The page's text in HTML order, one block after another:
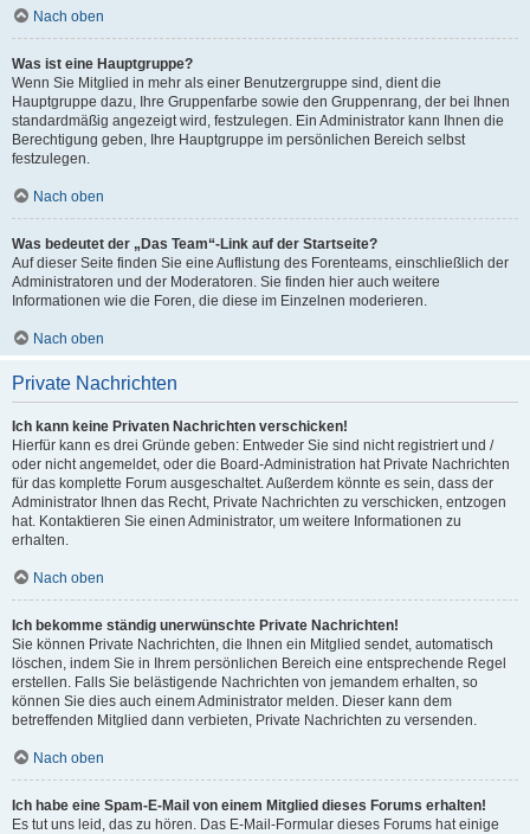
Nach oben
Was ist eine Hauptgruppe?
Wenn Sie Mitglied in mehr als einer Benutzergruppe sind, dient die
Hauptgruppe dazu, Ihre Gruppenfarbe sowie den Gruppenrang, der bei Ihnen
standardmäßig angezeigt wird, festzulegen. Ein Administrator kann Ihnen die
Berechtigung geben, Ihre Hauptgruppe im persönlichen Bereich selbst
festzulegen.
Nach oben
Was bedeutet der „Das Team“-Link auf der Startseite?
Auf dieser Seite finden Sie eine Auflistung des Forenteams, einschließlich der
Administratoren und der Moderatoren. Sie finden hier auch weitere
Informationen wie die Foren, die diese im Einzelnen moderieren.
Nach oben
Private Nachrichten
Ich kann keine Privaten Nachrichten verschicken!
Hierfür kann es drei Gründe geben: Entweder Sie sind nicht registriert und /
oder nicht angemeldet, oder die Board-Administration hat Private Nachrichten
für das komplette Forum ausgeschaltet. Außerdem könnte es sein, dass der
Administrator Ihnen das Recht, Private Nachrichten zu verschicken, entzogen
hat. Kontaktieren Sie einen Administrator, um weitere Informationen zu
erhalten.
Nach oben
Ich bekomme ständig unerwünschte Private Nachrichten!
Sie können Private Nachrichten, die Ihnen ein Mitglied sendet, automatisch
löschen, indem Sie in Ihrem persönlichen Bereich eine entsprechende Regel
erstellen. Falls Sie belästigende Nachrichten von jemandem erhalten, so
können Sie dies auch einem Administrator melden. Dieser kann dem
betreffenden Mitglied dann verbieten, Private Nachrichten zu versenden.
Nach oben
Ich habe eine Spam-E-Mail von einem Mitglied dieses Forums erhalten!
Es tut uns leid, das zu hören. Das E-Mail-Formular dieses Forums hat einige